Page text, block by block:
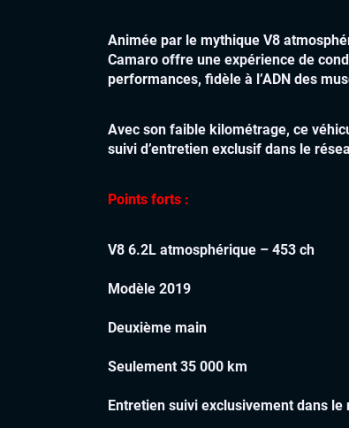
Animée par le mythique V8
Camaro offre une expérience de
performances, fidèle à l’ADN des
Avec son faible kilométrage, ce
suivi d’entretien exclusif dans le
Points forts :
V8 6.2L atmosphérique – 453 ch
Modèle 2019
Deuxième main
Seulement 35 000 km
Entretien suivi exclusivement dans le